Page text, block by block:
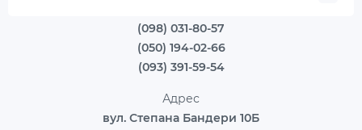
(098) 031-80-57
(050) 194-02-66
(093) 391-59-54
Адрес
вул. Степана Бандери 10Б